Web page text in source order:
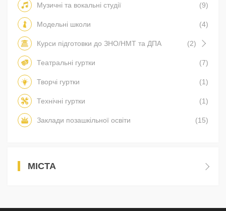
Музичні та вокальні студії (9)
Модельні школи (4)
Курси підготовки до ЗНО/НМТ та ДПА (2)
Театральні гуртки (7)
Творчі гуртки (1)
Технічні гуртки (1)
Заклади позашкільної освіти (15)
МІСТА